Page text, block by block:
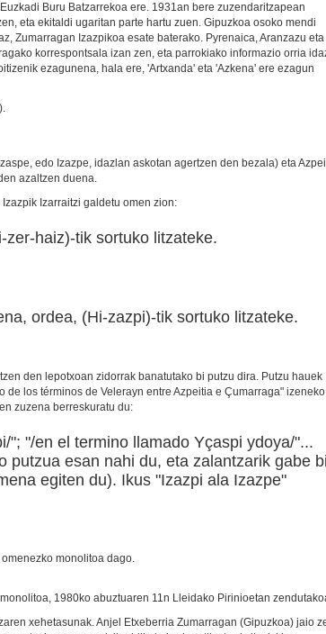
Buru Batzarrekoa ere. 1931an bere zuzendaritzapean
eta ekitaldi ugaritan parte hartu zuen. Gipuzkoa osoko mendi
Zumarragan Izazpikoa esate baterako. Pyrenaica, Aranzazu eta
korrespontsala izan zen, eta parrokiako informazio orria
ezagunena, hala ere, 'Artxanda' eta 'Azkena' ere ezagun
edo Izazpe, idazlan askotan agertzen den bezala) eta
azaltzen duena.
Izarraitzi galdetu omen zion:
haiz)-tik sortuko litzateke.
ordea, (Hi-zazpi)-tik sortuko litzateke.
den lepotxoan zidorrak banatutako bi putzu dira. Putzu hauek
los términos de Velerayn entre Azpeitia e Çumarraga" izeneko
zuzena berreskuratu du:
"; "/en el termino llamado Yçaspi ydoya/"...
putzua esan nahi du, eta zalantzarik gabe bi
egiten du). Ikus "Izazpi ala Izazpe"
monolitoa dago.
1980ko abuztuaren 11n Lleidako Pirinioetan
xehetasunak. Anjel Etxeberria Zumarragan (Gipuzkoa) jaio